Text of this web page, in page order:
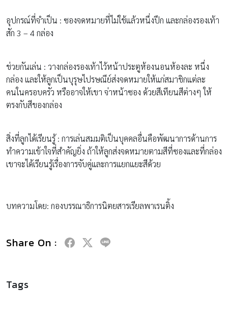
อุปกรณ์ที่จำเป็น : ซองจดหมายที่ไม่ใช้แล้วหนึ่งปึก และกล่องรองเท้า
สัก 3 – 4 กล่อง
ช่วยกันเล่น : วางกล่องรองเท้าไว้หน้าประตูห้องนอนห้องละ หนึ่ง
กล่อง และให้ลูกเป็นบุรุษไปรษณีย์ส่งจดหมายให้แก่สมาชิกแต่ละ
คนในครอบครัว หรืออาจให้เขา จ่าหน้าซอง ด้วยสีเทียนสีต่างๆ ให้
ตรงกับสีของกล่อง
สิ่งที่ลูกได้เรียนรู้ : การเล่นสมมติเป็นบุคคลอื่นคือพัฒนาการด้านการ
ทำความเข้าใจที่สำคัญยิ่ง ถ้าให้ลูกส่งจดหมายตามสีที่ซองและที่กล่อง
เขาจะได้เรียนรู้เรื่องการจับคู่และการแยกแยะสีด้วย
บทความโดย: กองบรรณาธิการนิตยสารเรียลพาเรนติ้ง
Share On :
Tags